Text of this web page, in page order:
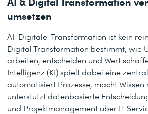
umsetzen
AI-Digitale-Transformation ist kein
Digital Transformation bestimmt, wie
arbeiten, entscheiden und Wert
Intelligenz (KI) spielt dabei eine
automatisiert Prozesse, macht Wissen
unterstützt datenbasierte
und Projektmanagement über IT